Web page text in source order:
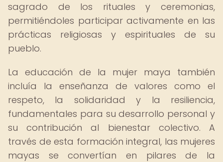
sagrado de los rituales y ceremonias,
permitiéndoles participar activamente en las
prácticas religiosas y espirituales de su
pueblo.
La educación de la mujer maya también
incluía la enseñanza de valores como el
respeto, la solidaridad y la resiliencia,
fundamentales para su desarrollo personal y
su contribución al bienestar colectivo. A
través de esta formación integral, las mujeres
mayas se convertían en pilares de la